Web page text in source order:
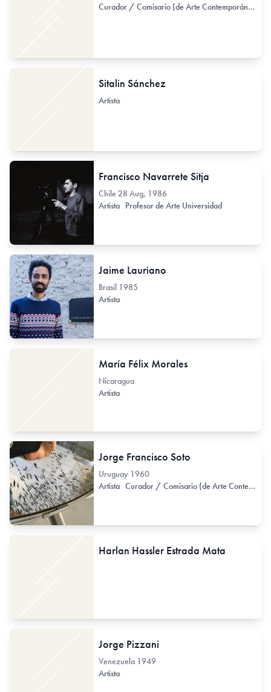
Curador / Comisario (de Arte Contemporáneo)
Sitalin Sánchez
Artista
Francisco Navarrete Sitja
Chile 28 Aug, 1986
Artista Profesor de Arte Universidad
Jaime Lauriano
Brasil 1985
Artista
María Félix Morales
Nicaragua
Artista
Jorge Francisco Soto
Uruguay 1960
Artista Curador / Comisario (de Arte Contemporáneo)
Harlan Hassler Estrada Mata
Jorge Pizzani
Venezuela 1949
Artista